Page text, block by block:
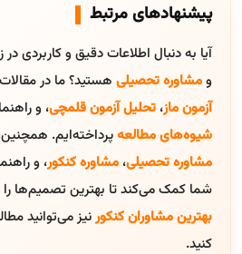
پیشنهادهای مرتبط
آیا به دنبال اطلاعات دقیق و کاربردی
ومشاوره تحصیلی هستید؟ ما در
آزمون ماز، تحلیل آزمون قلمچی، و
شیوه‌های مطالعهپرداخته‌ایم.
مشاوره تحصیلی، مشاوره کنکور، و
شما کمک می‌کند تا بهترین تصمیم‌ها را
بهترین مشاوران کنکورنیز می‌توانید
کنید.